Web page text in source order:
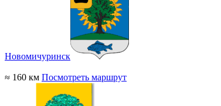
Новомичуринск
≈ 160 км Посмотреть маршрут